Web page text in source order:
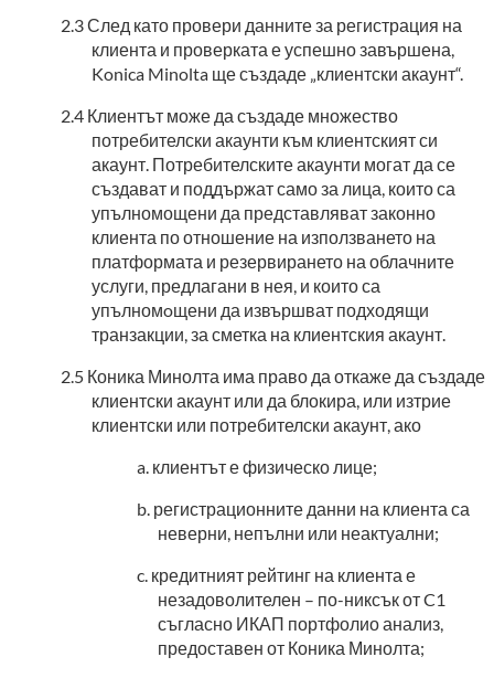
След като провери данните за регистрация на
клиента и проверката е успешно завършена,
Konica Minolta ще създаде „клиентски акаунт“.
Клиентът може да създаде множество
потребителски акаунти към клиентският си
акаунт. Потребителските акаунти могат да се
създават и поддържат само за лица, които са
упълномощени да представляват законно
клиента по отношение на използването на
платформата и резервирането на облачните
услуги, предлагани в нея, и които са
упълномoщени да извършват подходящи
транзакции, за сметка на клиентския акаунт.
Коника Минолта има право да откаже да създаде
клиентски акаунт или да блокира, или изтрие
клиентски или потребителски акаунт, ако
клиентът е физическо лице;
регистрационните данни на клиента са
неверни, непълни или неактуални;
кредитният рейтинг на клиента е
незадоволителен – по-никсък от C1
съгласно ИКАП портфолио анализ,
предоставен от Коника Минолта;